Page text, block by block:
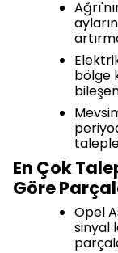
bölge
En Çok
Göre
Opel
sinyal